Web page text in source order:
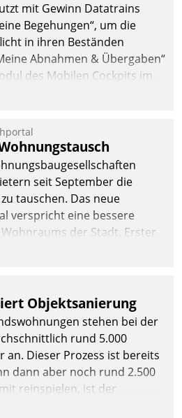
mit Gewinn Datatrains
Begehungen“, um die
in ihren Beständen
Abnahmen & Übergaben“
des Mobilen Cockpits im
seit September die
tauschen. Das neue
verspricht eine bessere
der Stadt. Erster
Lösung API-Hub mit
Objektsanierung
stehen bei der
rund 5.000
an. Dieser Prozess ist bereits
dann aber noch rund 2.500
reinspielen, ist der
immens. Im